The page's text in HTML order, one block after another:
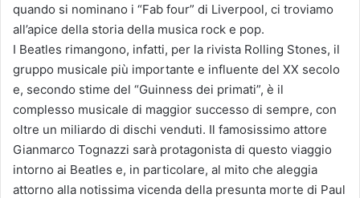
quando si nominano i “Fab four” di Liverpool, ci troviamo
all’apice della storia della musica rock e pop.
I Beatles rimangono, infatti, per la rivista Rolling Stones, il
gruppo musicale più importante e influente del XX secolo
e, secondo stime del “Guinness dei primati”, è il
complesso musicale di maggior successo di sempre, con
oltre un miliardo di dischi venduti. Il famosissimo attore
Gianmarco Tognazzi sarà protagonista di questo viaggio
intorno ai Beatles e, in particolare, al mito che aleggia
attorno alla notissima vicenda della presunta morte di Paul